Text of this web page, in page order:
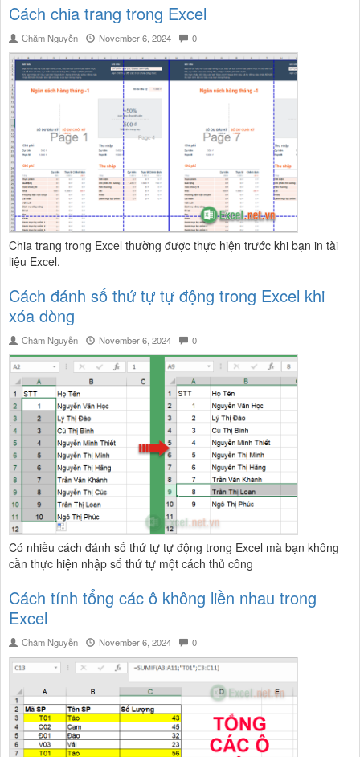
Cách chia trang trong Excel
Chăm Nguyễn November 6, 2024 0
Chia trang trong Excel thường được thực hiện trước khi bạn in tài
liệu Excel.
Cách đánh số thứ tự tự động trong Excel khi
xóa dòng
Chăm Nguyễn November 6, 2024 0
Có nhiều cách đánh số thứ tự tự động trong Excel mà bạn không
cần thực hiện nhập số thứ tự một cách thủ công
Cách tính tổng các ô không liền nhau trong
Excel
Chăm Nguyễn November 6, 2024 0